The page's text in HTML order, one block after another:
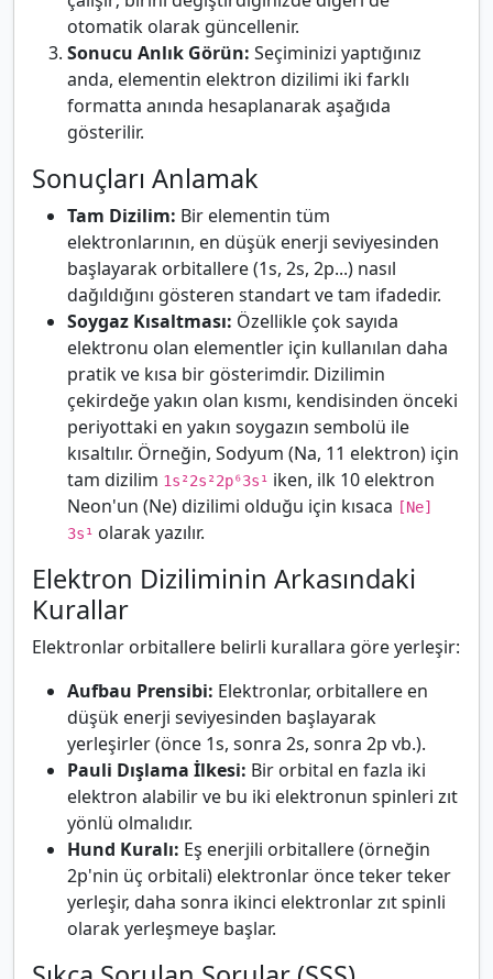
otomatik olarak güncellenir.
Sonucu Anlık Görün: Seçiminizi yaptığınız
anda, elementin elektron dizilimi iki farklı
formatta anında hesaplanarak aşağıda
gösterilir.
Sonuçları Anlamak
Tam Dizilim: Bir elementin tüm
elektronlarının, en düşük enerji seviyesinden
başlayarak orbitallere (1s, 2s, 2p...) nasıl
dağıldığını gösteren standart ve tam ifadedir.
Soygaz Kısaltması: Özellikle çok sayıda
elektronu olan elementler için kullanılan daha
pratik ve kısa bir gösterimdir. Dizilimin
çekirdeğe yakın olan kısmı, kendisinden önceki
periyottaki en yakın soygazın sembolü ile
kısaltılır. Örneğin, Sodyum (Na, 11 elektron) için
tam dizilim 1s²2s²2p⁶3s¹ iken, ilk 10 elektron
Neon'un (Ne) dizilimi olduğu için kısaca [Ne]
3s¹ olarak yazılır.
Elektron Diziliminin Arkasındaki
Kurallar
Elektronlar orbitallere belirli kurallara göre yerleşir:
Aufbau Prensibi: Elektronlar, orbitallere en
düşük enerji seviyesinden başlayarak
yerleşirler (önce 1s, sonra 2s, sonra 2p vb.).
Pauli Dışlama İlkesi: Bir orbital en fazla iki
elektron alabilir ve bu iki elektronun spinleri zıt
yönlü olmalıdır.
Hund Kuralı: Eş enerjili orbitallere (örneğin
2p'nin üç orbitali) elektronlar önce teker teker
yerleşir, daha sonra ikinci elektronlar zıt spinli
olarak yerleşmeye başlar.